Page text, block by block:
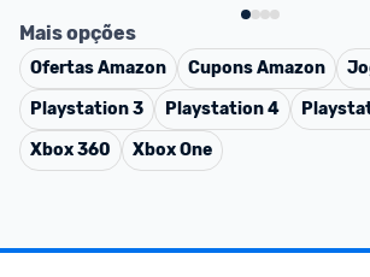
Mais opções
OfertasAmazon CuponsAmazon
Playstation 3
Playstation 4
Xbox 360
Xbox One